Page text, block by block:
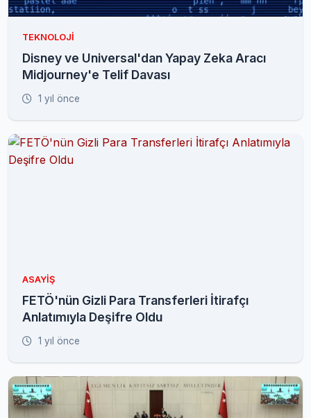
TEKNOLOJI
Disney ve Universal'dan Yapay Zeka Aracı
Midjourney'e Telif Davası
1 yıl önce
ASAYIŞ
FETÖ'nün Gizli Para Transferleri İtirafçı
Anlatımıyla Deşifre Oldu
1 yıl önce